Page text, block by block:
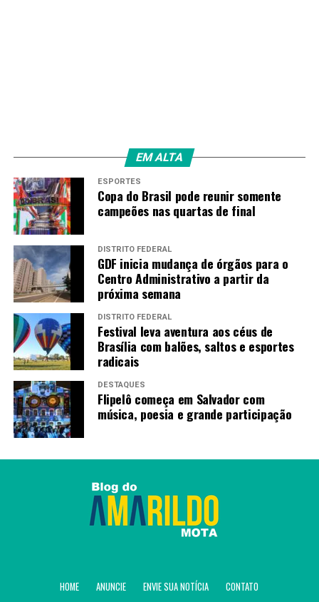
EM ALTA
ESPORTES
Copa do Brasil pode reunir somente
campeões nas quartas de final
DISTRITO FEDERAL
GDF inicia mudança de órgãos para o
Centro Administrativo a partir da
próxima semana
DISTRITO FEDERAL
Festival leva aventura aos céus de
Brasília com balões, saltos e esportes
radicais
DESTAQUES
Flipelô começa em Salvador com
música, poesia e grande participação
HOME ANUNCIE ENVIE SUA NOTÍCIA CONTATO